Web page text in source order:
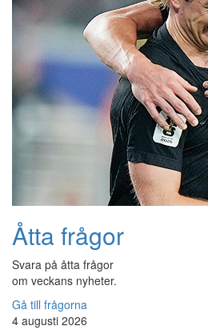
Åtta frågor
Svara på åtta frågor
om veckans nyheter.
Gå till frågorna
4 augusti 2026